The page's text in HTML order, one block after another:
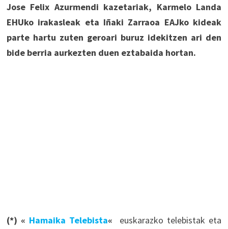
Jose Felix Azurmendi kazetariak, Karmelo Landa
EHUko irakasleak eta Iñaki Zarraoa EAJko kideak
parte hartu zuten geroari buruz idekitzen ari den
bide berria aurkezten duen eztabaida hortan.
(*) « Hamaika Telebista«
euskarazko telebistak eta